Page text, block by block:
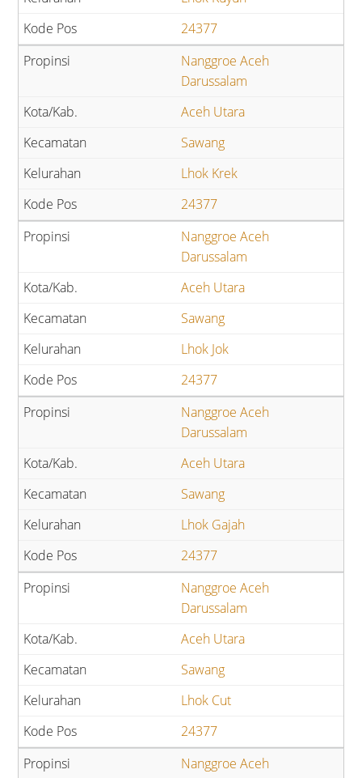
24377
Nanggroe Aceh
Darussalam
Aceh Utara
Sawang
Lhok Krek
24377
Nanggroe Aceh
Darussalam
Aceh Utara
Sawang
Lhok Jok
24377
Nanggroe Aceh
Darussalam
Aceh Utara
Sawang
Lhok Gajah
24377
Nanggroe Aceh
Darussalam
Aceh Utara
Sawang
Lhok Cut
24377
Nanggroe Aceh